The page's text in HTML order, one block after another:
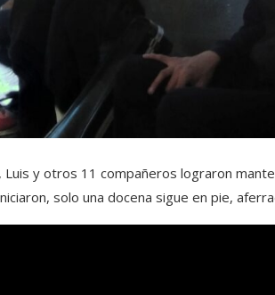
y otros 11 compañeros lograron
solo una docena sigue en pie,